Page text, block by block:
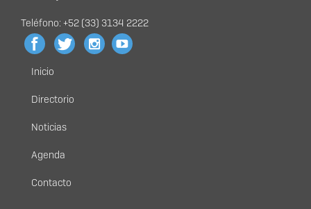
Teléfono: +52 (33) 3134 2222
Menú
principal
Inicio
Directorio
Noticias
Agenda
Contacto